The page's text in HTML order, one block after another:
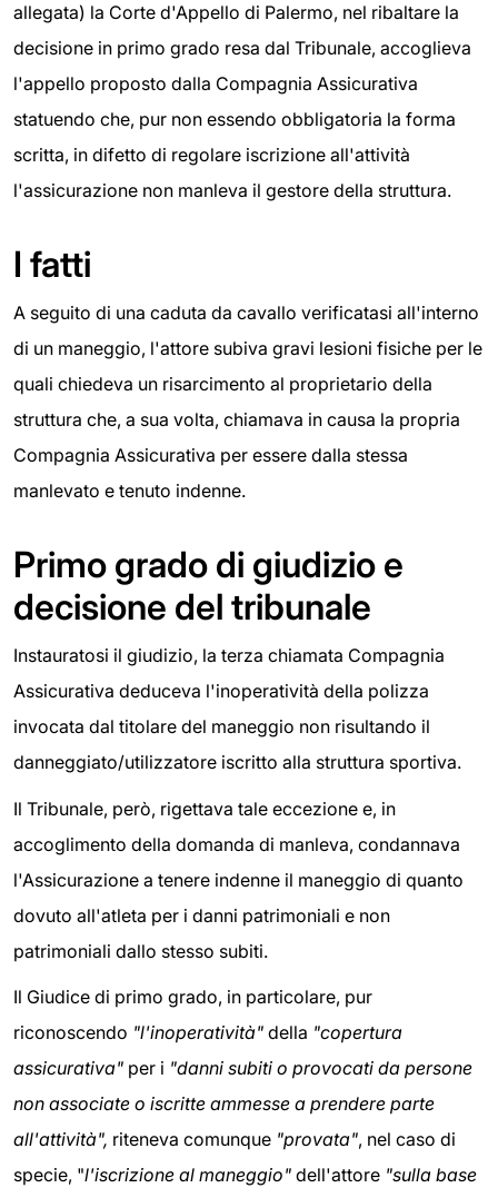
allegata) la Corte d'Appello di Palermo, nel ribaltare la
decisione in primo grado resa dal Tribunale, accoglieva
l'appello proposto dalla Compagnia Assicurativa
statuendo che, pur non essendo obbligatoria la forma
scritta, in difetto di regolare iscrizione all'attività
l'assicurazione non manleva il gestore della struttura.
I fatti
A seguito di una caduta da cavallo verificatasi all'interno
di un maneggio, l'attore subiva gravi lesioni fisiche per le
quali chiedeva un risarcimento al proprietario della
struttura che, a sua volta, chiamava in causa la propria
Compagnia Assicurativa per essere dalla stessa
manlevato e tenuto indenne.
Primo grado di giudizio e
decisione del tribunale
Instauratosi il giudizio, la terza chiamata Compagnia
Assicurativa deduceva l'inoperatività della polizza
invocata dal titolare del maneggio non risultando il
danneggiato/utilizzatore iscritto alla struttura sportiva.
Il Tribunale, però, rigettava tale eccezione e, in
accoglimento della domanda di manleva, condannava
l'Assicurazione a tenere indenne il maneggio di quanto
dovuto all'atleta per i danni patrimoniali e non
patrimoniali dallo stesso subiti.
Il Giudice di primo grado, in particolare, pur
riconoscendo "l'inoperatività" della "copertura
assicurativa" per i "danni subiti o provocati da persone
non associate o iscritte ammesse a prendere parte
all'attività", riteneva comunque "provata", nel caso di
specie, "l'iscrizione al maneggio" dell'attore "sulla base